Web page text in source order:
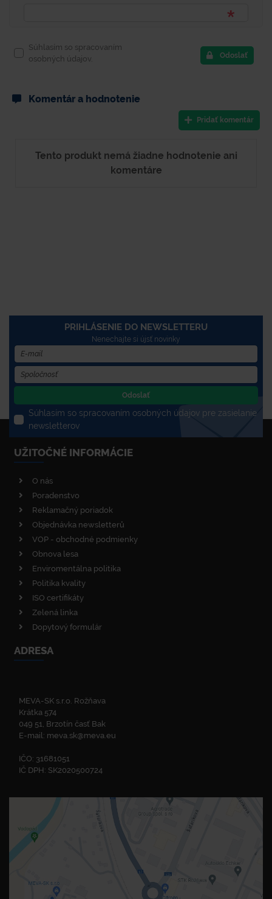
Súhlasím so spracovaním
osobných údajov.
Odoslať
Komentár a hodnotenie
Pridať komentár
Tento produkt nemá žiadne hodnotenie ani
komentáre
PRIHLÁSENIE DO NEWSLETTERU
Nenechajte si újsť novinky
Odoslať
Súhlasím so spracovaním osobných údajov pre zasielanie
newsletterov
UŽITOČNÉ INFORMÁCIE
O nás
Poradenstvo
Reklamačný poriadok
Objednávka newsletterů
VOP - obchodné podmienky
Obnova lesa
Enviromentálna politika
Politika kvality
ISO certifikáty
Zelená linka
Dopytový formulár
ADRESA
MEVA-SK s.r.o. Rožňava
Krátka 574
049 51, Brzotín časť Bak
E-mail: meva.sk@meva.eu
IČO: 31681051
IČ DPH: SK2020500724